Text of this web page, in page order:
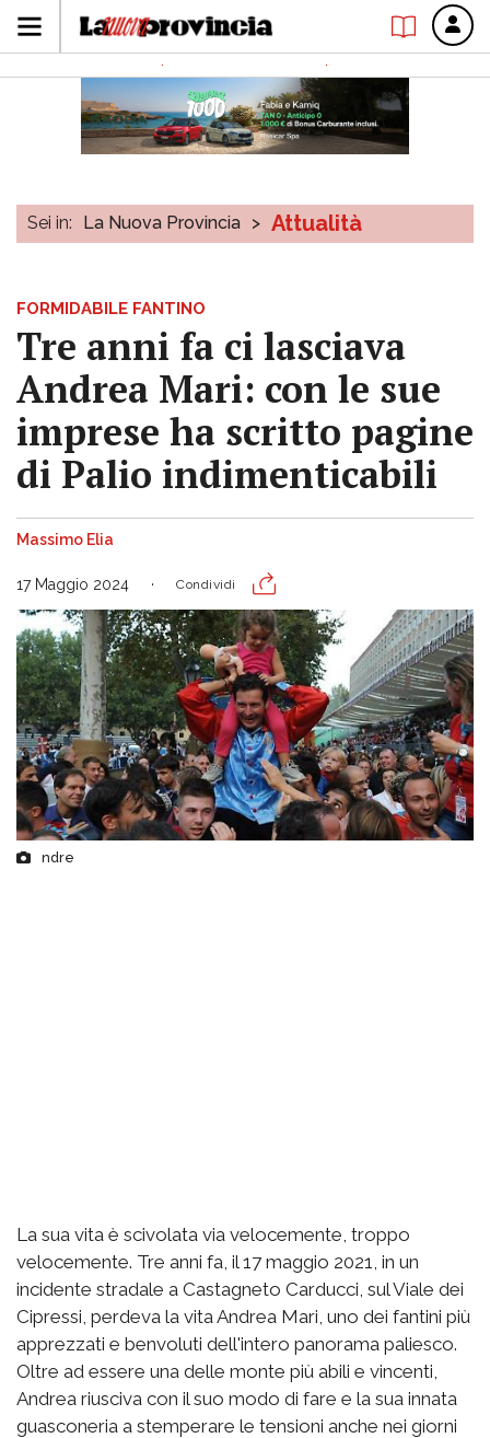
Sei in: La Nuova Provincia > Attualità
FORMIDABILE FANTINO
Tre anni fa ci lasciava
Andrea Mari: con le sue
imprese ha scritto pagine
di Palio indimenticabili
Massimo Elia
17 Maggio 2024 Condividi
ndre
La sua vita è scivolata via velocemente, troppo
velocemente. Tre anni fa, il 17 maggio 2021, in un
incidente stradale a Castagneto Carducci, sul Viale dei
Cipressi, perdeva la vita Andrea Mari, uno dei fantini più
apprezzati e benvoluti dell'intero panorama paliesco.
Oltre ad essere una delle monte più abili e vincenti,
Andrea riusciva con il suo modo di fare e la sua innata
guasconeria a stemperare le tensioni anche nei giorni